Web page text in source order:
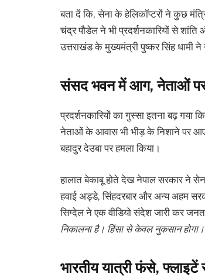
बता दें कि, सेना के हेलिकॉप्टरों ने कुछ
चंद्र पौडेल ने भी प्रदर्शनकारियों से
उत्तराखंड के मुख्यमंत्री पुष्कर सिंह धामी
संसद भवन में आग, नेताओं
प्रदर्शनकारियों का गुस्सा इतना बढ़ गया
नेताओं के आवास भी भीड़ के निशाने पर आए।
बहादुर देउबा पर हमला किया।
हालात बेकाबू होते देख नेपाल सरकार ने
हवाई अड्डे, सिंहदरबार और अन्य अहम
सिग्देल ने एक वीडियो संदेश जारी कर
निकालना है। हिंसा से केवल नुकसान होगा।
भारतीय यात्री फंसे, फ्लाइटें